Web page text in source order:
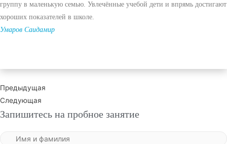
группу в маленькую семью. Увлечённые учебой дети и впрямь достигают
хороших показателей в школе.
Умаров Саидамир
Предыдущая
Следующая
Запишитесь на пробное занятие